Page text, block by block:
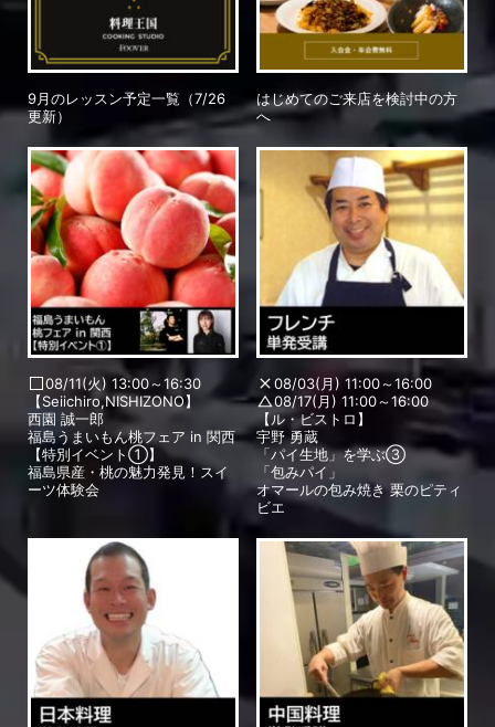
9月のレッスン予定一覧（7/26
更新）
はじめてのご来店を検討中の方
へ
08/11(火) 13:00～16:30
【Seiichiro,NISHIZONO】
西園 誠一郎
福島うまいもん桃フェア in 関西
【特別イベント①】
福島県産・桃の魅力発見！スイ
ーツ体験会
08/03(月) 11:00～16:00
08/17(月) 11:00～16:00
【ル・ビストロ】
宇野 勇蔵
「パイ生地」を学ぶ③
「包みパイ」
オマールの包み焼き 栗のピティ
ビエ